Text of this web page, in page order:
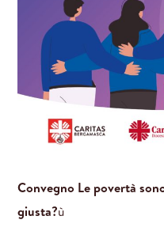
Convegno Le povertà
giusta?ù